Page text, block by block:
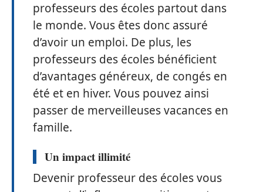
professeurs des écoles partout dans
le monde. Vous êtes donc assuré
d’avoir un emploi. De plus, les
professeurs des écoles bénéficient
d’avantages généreux, de congés en
été et en hiver. Vous pouvez ainsi
passer de merveilleuses vacances en
famille.
Unimpact illimité
Devenir professeur des écoles vous